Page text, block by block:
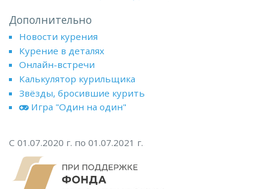
Дополнительно
Новости курения
Курение в деталях
Онлайн-встречи
Калькулятор курильщика
Звёзды, бросившие курить
Игра "Один на один"
С 01.07.2020 г. по 01.07.2021 г.